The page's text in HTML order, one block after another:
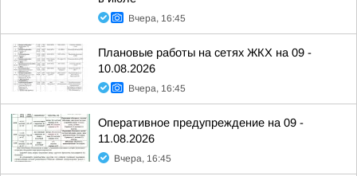
Вчера, 16:45
Плановые работы на сетях ЖКХ на 09 -
10.08.2026
Вчера, 16:45
Оперативное предупреждение на 09 -
11.08.2026
Вчера, 16:45